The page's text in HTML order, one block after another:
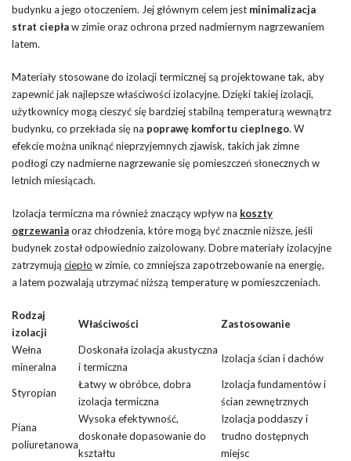
budynku a jego otoczeniem. Jej głównym celem jest minimalizacja
strat ciepław zimie oraz ochrona przed nadmiernym nagrzewaniem
latem.
Materiały stosowane do izolacji termicznej są projektowane tak, aby
zapewnić jak najlepsze właściwości izolacyjne. Dzięki takiej izolacji,
użytkownicy mogą cieszyć się bardziej stabilną temperaturą wewnątrz
budynku, co przekłada się na poprawę komfortu cieplnego. W
efekcie można uniknąć nieprzyjemnych zjawisk, takich jak zimne
podłogi czy nadmierne nagrzewanie się pomieszczeń słonecznych w
letnich miesiącach.
Izolacja termiczna ma również znaczący wpływ na koszty
ogrzewaniaoraz chłodzenia, które mogą być znacznie niższe, jeśli
budynek został odpowiednio zaizolowany. Dobre materiały izolacyjne
zatrzymują ciepło w zimie, co zmniejsza zapotrzebowanie na energię,
a latem pozwalają utrzymać niższą temperaturę w pomieszczeniach.
Rodzaj
izolacji
Właściwości Zastosowanie
Wełna
mineralna
Doskonała izolacja akustyczna
i termiczna
Izolacja ścian i dachów
Styropian
Łatwy w obróbce, dobra
izolacja termiczna
Izolacja fundamentów i
ścian zewnętrznych
Piana
poliuretanowa
Wysoka efektywność,
doskonałe dopasowanie do
kształtu
Izolacja poddaszy i
trudno dostępnych
miejsc